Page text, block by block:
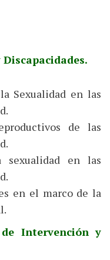
Discapacidades.
Sexualidad en las
de las
en las
en el marco de la
de Intervención y